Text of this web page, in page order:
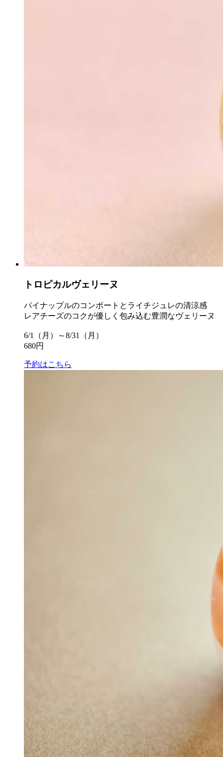
トロピカルヴェリーヌ
パイナップルのコンポートとライチジュレの清涼感
レアチーズのコクが優しく包み込む豊潤なヴェリーヌ
6/1（月）～8/31（月）
680円
予約はこちら